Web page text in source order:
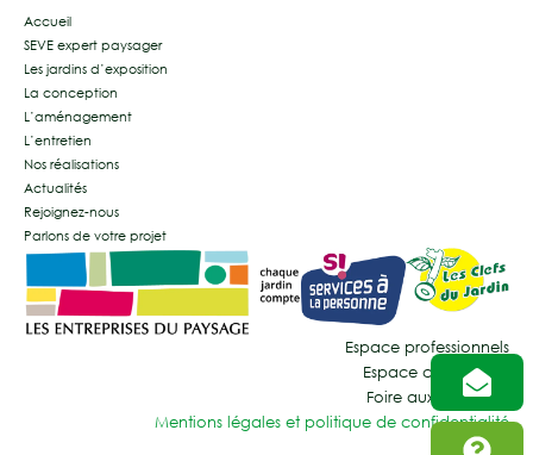
Accueil
SEVE expert paysager
Les jardins d’exposition
La conception
L’aménagement
L’entretien
Nos réalisations
Actualités
Rejoignez-nous
Parlons de votre projet
Espace professionnels
Espace collectivités
Foire aux questions
Mentions légales et politique de confidentialité